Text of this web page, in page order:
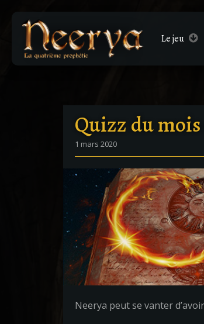
Lejeu
Quizz du
1 mars 2020
Neerya peut se vanter